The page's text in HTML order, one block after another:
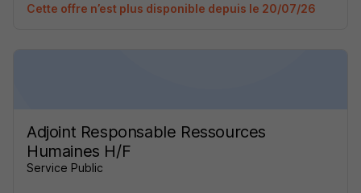
Cette offre n’est plus disponible depuis le 20/07/26
Adjoint Responsable Ressources
Humaines H/F
Service Public